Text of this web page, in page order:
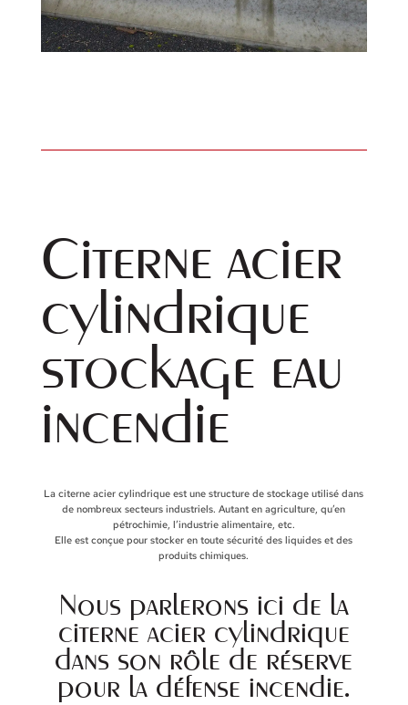
Citerne acier
cylindrique
stockage eau
incendie
La citerne acier cylindrique est une structure de stockage utilisé dans
de nombreux secteurs industriels. Autant en agriculture, qu’en
pétrochimie, l’industrie alimentaire, etc.
Elle est conçue pour stocker en toute sécurité des liquides et des
produits chimiques.
Nous parlerons ici de la
citerne acier cylindrique
dans son rôle de réserve
pour la défense incendie.